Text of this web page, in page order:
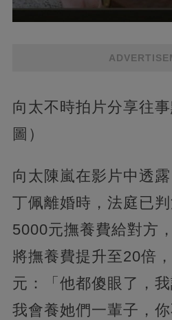
向太不時拍片分享往
圖）
向太陳嵐在影片中透
丁佩離婚時，法庭已
5000元撫養費給對方
將撫養費提升至20倍
元：「他都傻眼了，
我會養她們一輩子，你